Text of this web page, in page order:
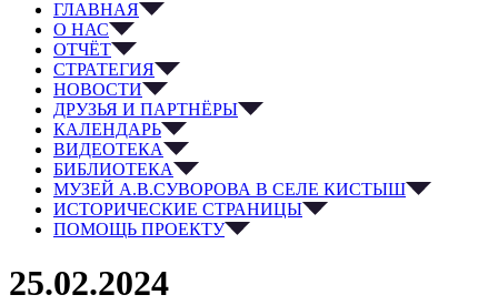
ГЛАВНАЯ
О НАС
ОТЧЁТ
СТРАТЕГИЯ
НОВОСТИ
ДРУЗЬЯ И ПАРТНЁРЫ
КАЛЕНДАРЬ
ВИДЕОТЕКА
БИБЛИОТЕКА
МУЗЕЙ А.В.СУВОРОВА В СЕЛЕ КИСТЫШ
ИСТОРИЧЕСКИЕ СТРАНИЦЫ
ПОМОЩЬ ПРОЕКТУ
25.02.2024